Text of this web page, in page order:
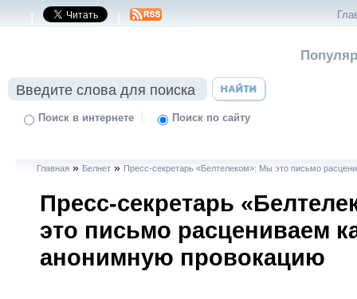
| |
Поиск в интернете | Поиск по сайту
Главная » Белнет » Пресс-секретарь «Белтелеком»: Мы это письмо
Пресс-секретарь
это письмо расцениваем
анонимную провокацию